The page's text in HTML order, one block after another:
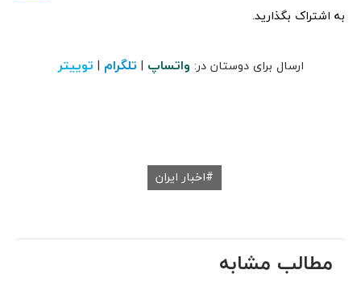
به اشتراک بگذارید.
ارسال برای دوستان در: واتساپ | تلگرام | توییتر
اخبار ایران
مطالب مشابه